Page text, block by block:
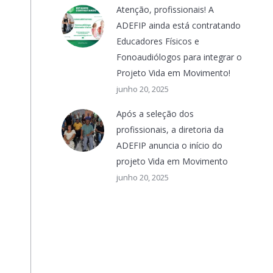
Atenção, profissionais! A
ADEFIP ainda está contratando
Educadores Físicos e
Fonoaudiólogos para integrar o
Projeto Vida em Movimento!
junho 20, 2025
Após a seleção dos
profissionais, a diretoria da
ADEFIP anuncia o início do
projeto Vida em Movimento
junho 20, 2025